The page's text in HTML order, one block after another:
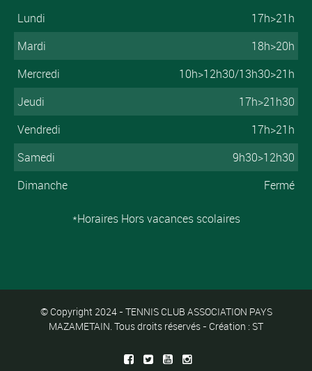
Lundi
17h>21h
Mardi
18h>20h
Mercredi
10h>12h30/13h30>21h
Jeudi
17h>21h30
Vendredi
17h>21h
Samedi
9h30>12h30
Dimanche
Fermé
*Horaires Hors vacances scolaires
© Copyright 2024 - TENNIS CLUB ASSOCIATION PAYS
MAZAMETAIN. Tous droits réservés - Création : ST